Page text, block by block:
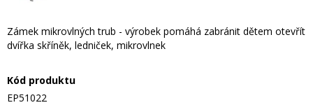
Zámek mikrovlných trub - výrobek pomáhá zabránit dětem otevřít
dvířka skříněk, ledniček, mikrovlnek
Kód produktu
EP51022